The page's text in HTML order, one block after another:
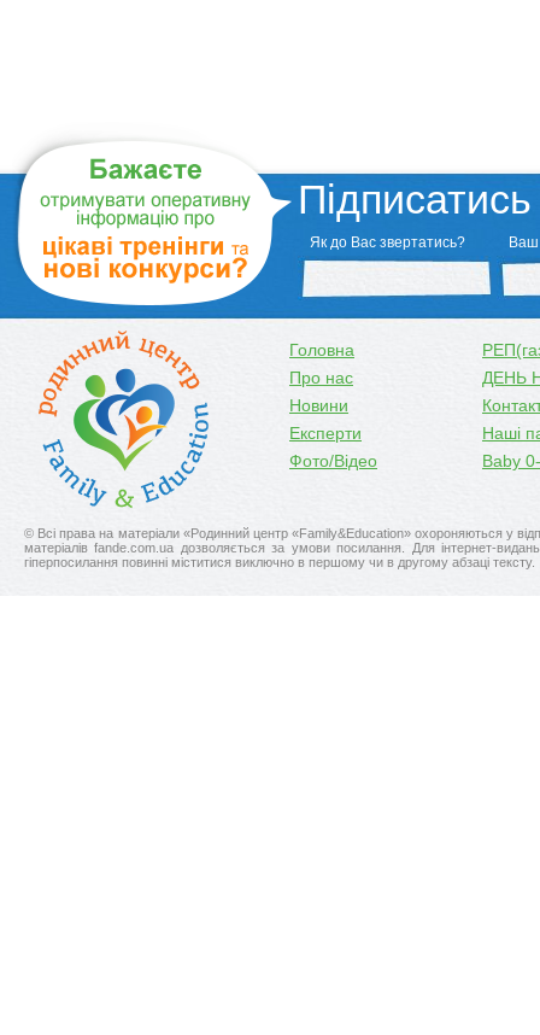
Як до Вас звертатись? Ваш
Головна
Про нас
Новини
Експерти
Фото/Відео
ДЕНЬ
Наші
Baby
© Всі права на матеріали «Родинний центр «Family&Education» охороняються у
матерiалiв fande.com.ua дозволяється за умови посилання. Для iнтернет-
гіперпосилання повинні міститися виключно в першому чи в другому абзаці тексту.